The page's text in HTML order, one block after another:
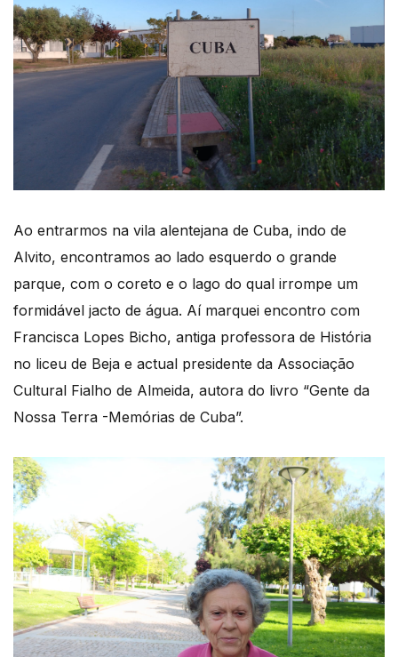
Ao entrarmos na vila alentejana de Cuba, indo de
Alvito, encontramos ao lado esquerdo o grande
parque, com o coreto e o lago do qual irrompe um
formidável jacto de água. Aí marquei encontro com
Francisca Lopes Bicho, antiga professora de História
no liceu de Beja e actual presidente da Associação
Cultural Fialho de Almeida, autora do livro “Gente da
Nossa Terra -Memórias de Cuba”.